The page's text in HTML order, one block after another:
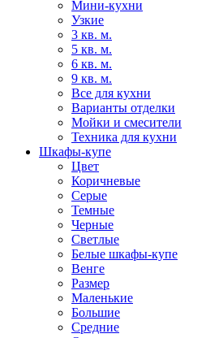
Мини-кухни
Узкие
3 кв. м.
5 кв. м.
6 кв. м.
9 кв. м.
Все для кухни
Варианты отделки
Мойки и смесители
Техника для кухни
Шкафы-купе
Цвет
Коричневые
Серые
Темные
Черные
Светлые
Белые шкафы-купе
Венге
Размер
Маленькие
Большие
Средние